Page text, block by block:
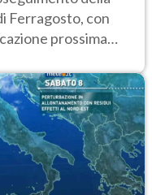
Ferragosto, con
prossima